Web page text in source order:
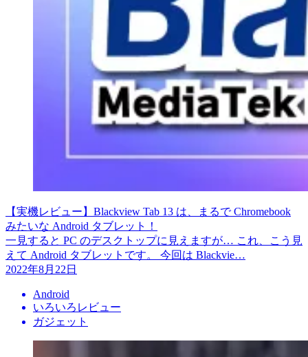
【実機レビュー】Blackview Tab 13 は、まるで Chromebook
みたいな Android タブレット！
一見すると PC のデスクトップに見えますが… これ、こう見
えて Android タブレットです。 今回は Blackvie…
2022年8月22日
Android
いろいろレビュー
ガジェット